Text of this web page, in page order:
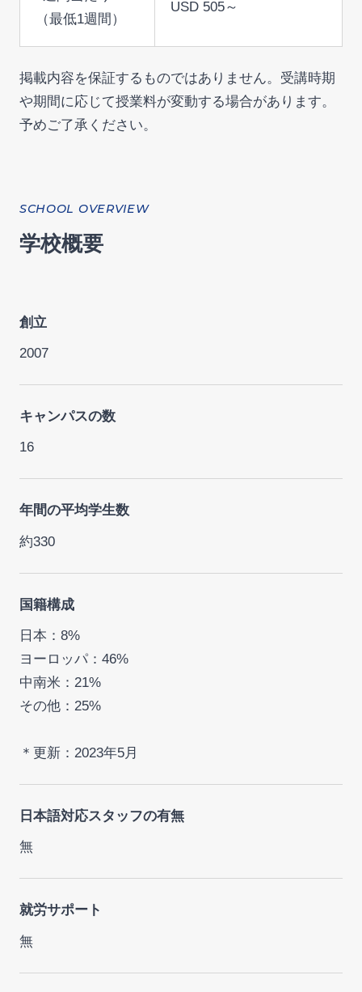
（最低1週間）
USD 505～
掲載内容を保証するものではありません。受講時期
や期間に応じて授業料が変動する場合があります。
予めご了承ください。
SCHOOL OVERVIEW
学校概要
創立
2007
キャンパスの数
16
年間の平均学生数
約330
国籍構成
日本：8%
ヨーロッパ：46%
中南米：21%
その他：25%
＊更新：2023年5月
日本語対応スタッフの有無
無
就労サポート
無